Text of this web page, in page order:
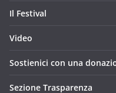
Il Festival
Video
Sostienici con una
Sezione Trasparenza